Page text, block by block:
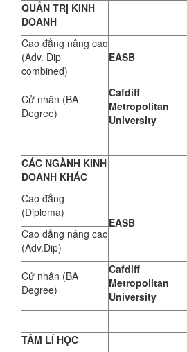
QUẢN TRỊ KINH
DOANH
Cao đẳng nâng cao
(Adv. Dip
combined)
EASB
Cử nhân (BA
Degree)
Cafdiff
Metropolitan
University
CÁC NGÀNH KINH
DOANH KHÁC
Cao đẳng
(Diploma)
EASB
Cao đẳng nâng cao
(Adv.Dip)
Cử nhân (BA
Degree)
Cafdiff
Metropolitan
University
TÂM LÍ HỌC